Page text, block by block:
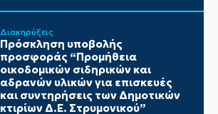
Διακηρύξεις
Πρόσκληση υποβολής
προσφοράς “Προμήθεια
οικοδομικών σιδηρικών και
αδρανών υλικών για επισκευές
και συντηρήσεις των Δημοτικών
κτιρίων Δ.Ε. Στρυμονικού”